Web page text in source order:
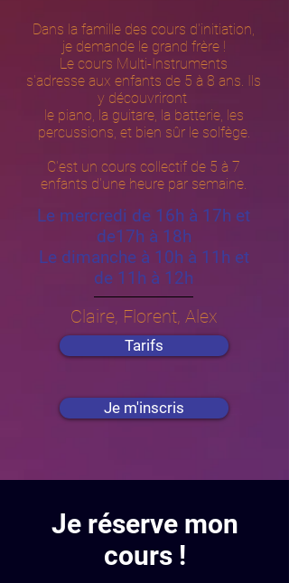
Dans la famille des cours d'initiation,
je demande le grand frère !
Le cours Multi-Instruments
s'adresse aux enfants de 5 à 8 ans. Ils
y découvriront
le piano, la guitare, la batterie, les
percussions, et bien sûr le solfège.
C'est un cours collectif de 5 à 7
enfants d'une heure par semaine.
Le mercredi de 16h à 17h et
de17h à 18h
Le dimanche à 10h à 11h et
de 11h à 12h
Claire, Florent, Alex
Tarifs
Je m'inscris
Je réserve mon
cours !